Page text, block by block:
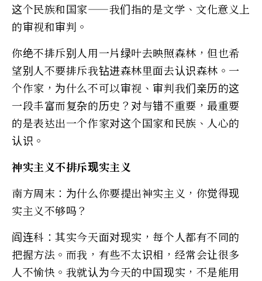
这个民族和国家——我们指的是文学、文化意义上
的审视和审判。
你绝不排斥别人用一片绿叶去映照森林，但也希
望别人不要排斥我钻进森林里面去认识森林。一
个作家，为什么不可以审视、审判我们亲历的这
一段丰富而复杂的历史？对与错不重要，最重要
的是表达出一个作家对这个国家和民族、人心的
认识。
神实主义不排斥现实主义
南方周末：为什么你要提出神实主义，你觉得现
实主义不够吗？
阎连科：其实今天面对现实，每个人都有不同的
把握方法。而我，有些不太识相，经常会让很多
人不愉快。我就认为今天的中国现实，不是能用